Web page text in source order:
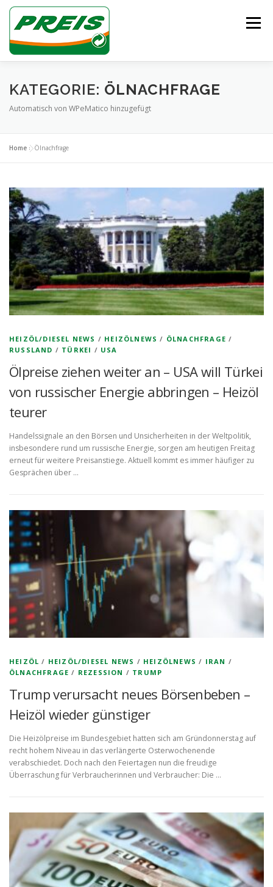
Zum
springen
Menü
ÜBER UNS HEIZÖL/DIESEL ENTSORGUNG
KATEGORIE: ÖLNACHFRAGE
Automatisch von WPeMatico hinzugefügt
Home »Ölnachfrage
HEIZÖL/DIESEL NEWS / HEIZÖLNEWS / ÖLNACHFRAGE /
RUSSLAND / TÜRKEI / USA
Ölpreise ziehen weiter an – USA will Türkei
von russischer Energie abbringen – Heizöl
teurer
Handelssignale an den Börsen und Unsicherheiten in der Weltpolitik,
insbesondere rund um russische Energie, sorgen am heutigen Freitag
erneut für weitere Preisanstiege. Aktuell kommt es immer häufiger zu
Gesprächen über …
HEIZÖL / HEIZÖL/DIESEL NEWS / HEIZÖLNEWS / IRAN /
ÖLNACHFRAGE / REZESSION / TRUMP
Trump verursacht neues Börsenbeben –
Heizöl wieder günstiger
Die Heizölpreise im Bundesgebiet hatten sich am Gründonnerstag auf
recht hohem Niveau in das verlängerte Osterwochenende
verabschiedet. Doch nach den Feiertagen nun die freudige
Überraschung für Verbraucherinnen und Verbraucher: Die …